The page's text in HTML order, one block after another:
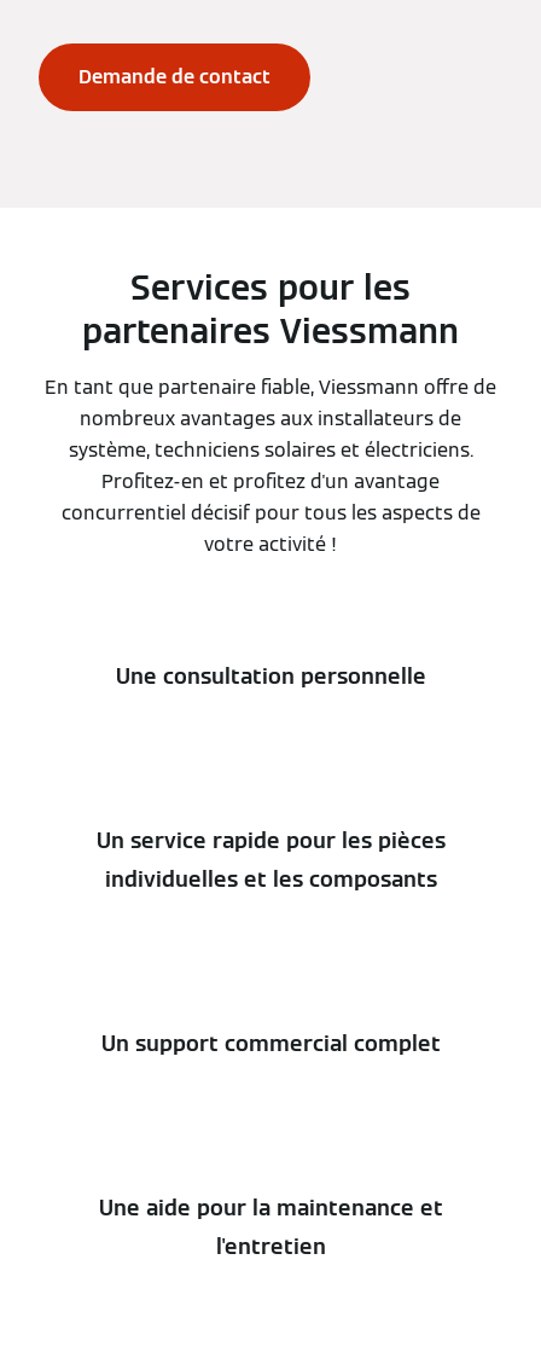
Demande de contact
Services pour les
partenaires Viessmann
En tant que partenaire fiable, Viessmann offre de
nombreux avantages aux installateurs de
système, techniciens solaires et électriciens.
Profitez-en et profitez d'un avantage
concurrentiel décisif pour tous les aspects de
votre activité !
Une consultation personnelle
Un service rapide pour les pièces
individuelles et les composants
Un support commercial complet
Une aide pour la maintenance et
l'entretien